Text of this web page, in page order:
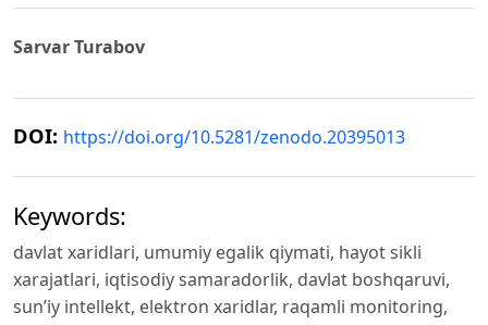
Sarvar Turabov
DOI: https://doi.org/10.5281/zenodo.20395013
Keywords:
davlat xaridlari, umumiy egalik qiymati, hayot sikli
xarajatlari, iqtisodiy samaradorlik, davlat boshqaruvi,
sunʼiy intellekt, elektron xaridlar, raqamli monitoring,